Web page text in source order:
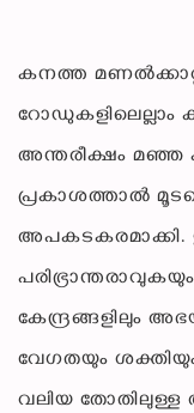
കനത്ത
റോഡുകളിലെല്ലാം
അന്തരീക്ഷം മഞ്ഞ
പ്രകാശത്താൽ
കേന്ദ്രങ്ങളിലും
വേഗതയും
വലിയ